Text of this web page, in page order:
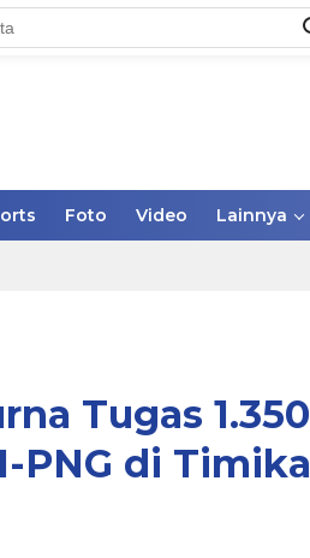
Foto Video Lainnya
Tugas 1.350
PNG di Timika